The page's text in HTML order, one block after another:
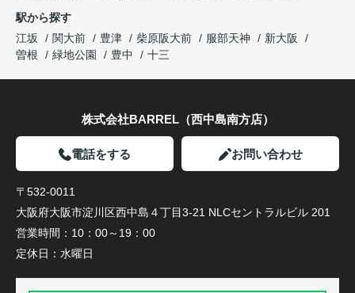
駅から探す
江坂
関大前 豊津 柴原阪大前 服部天神
新大阪
曽根
緑地公園 豊中 十三
株式会社BARREL（西中島南方店）
電話をする お問い合わせ
〒532-0011
大阪府大阪市淀川区西中島４丁目3-21 NLCセントラルビル 201
営業時間： 10：00～19：00
定休日： 水曜日